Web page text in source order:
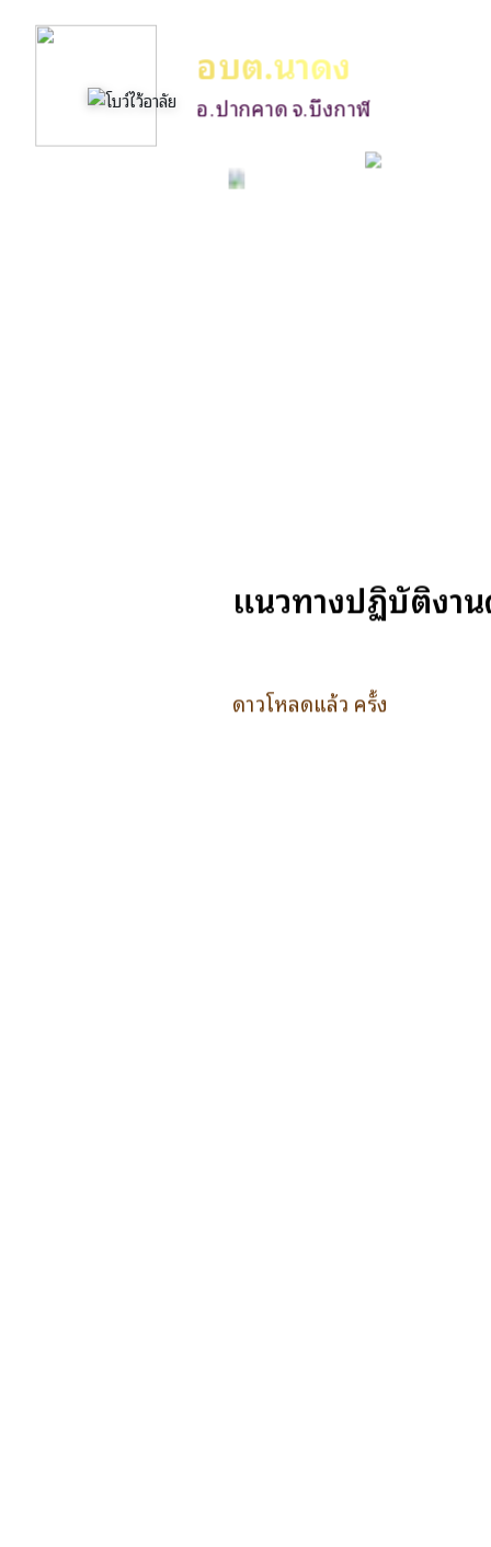
อบต.นาดง
อ.ปากคาด จ.บึงกาฬ
แนวทางปฏิบัติงา
ดาวโหลดแล้ว ครั้ง